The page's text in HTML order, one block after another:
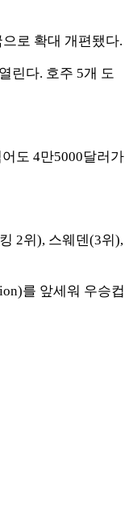
로 확대 개편됐다.
린다. 호주 5개 도
도 4만5000달러가
2위), 스웨덴(3위),
를 앞세워 우승컵